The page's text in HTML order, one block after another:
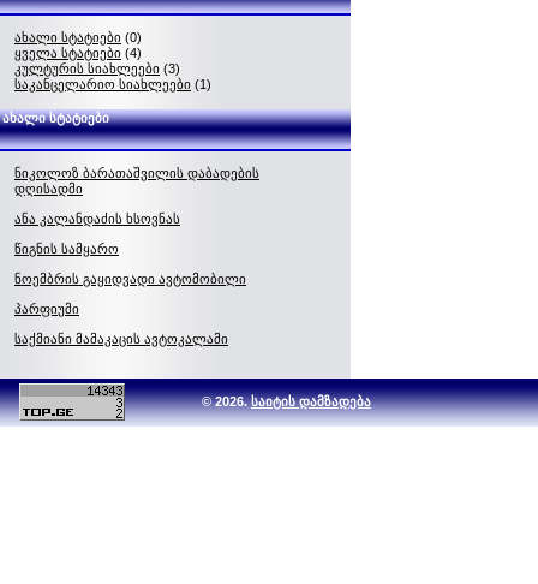
ახალი სტატიები (0)
ყველა სტატიები (4)
კულტურის სიახლეები (3)
საკანცელარიო სიახლეები (1)
ახალი სტატიები
ნიკოლოზ ბარათაშვილის დაბადების
დღისადმი
ანა კალანდაძის ხსოვნას
წიგნის სამყარო
ნოემბრის გაყიდვადი ავტომობილი
პარფიუმი
საქმიანი მამაკაცის ავტოკალამი
© 2026.საიტის დამზადება